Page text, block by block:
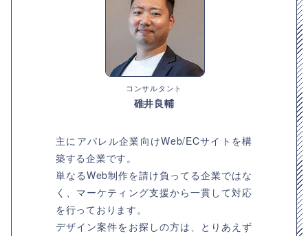
コンサルタント
碓井良輔
主にアパレル企業向けWeb/ECサイトを構
築する企業です。
単なるWeb制作を請け負ってる企業ではな
く、マーケティング支援から一貫して対応
を行っております。
デザイン案件をお探しの方は、とりあえず